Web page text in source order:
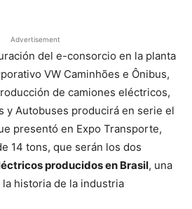
Advertisement
del e-consorcio en la planta
VW Caminhões e Ônibus,
de camiones eléctricos,
y Autobuses producirá en serie el
presentó en Expo Transporte,
14 tons, que serán los dos
producidos en Brasil, una
historia de la industria